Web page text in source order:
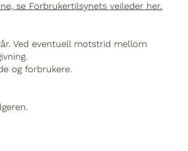
se Forbrukertilsynets veileder her.
Ved eventuell motstrid mellom
og forbrukere.